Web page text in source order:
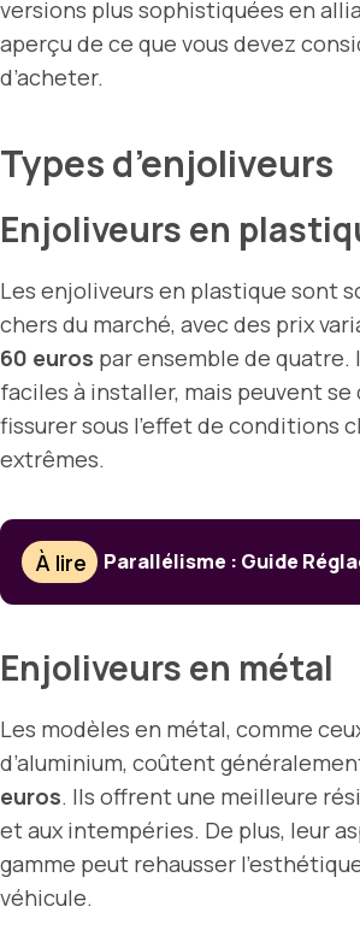
versions plus sophistiquées en
aperçu de ce que vous devez
d’acheter.
Types d’enjoliveurs
Enjoliveurs en
Les enjoliveurs en plastique sont
chers du marché, avec des prix
60 euros par ensemble de quatre.
faciles à installer, mais peuvent se
fissurer sous l’effet de conditions
extrêmes.
À lire Parallélisme : Guide
Enjoliveurs en métal
Les modèles en métal, comme
d’aluminium, coûtent
euros. Ils offrent une meilleure
et aux intempéries. De plus, leur
gamme peut rehausser
véhicule.